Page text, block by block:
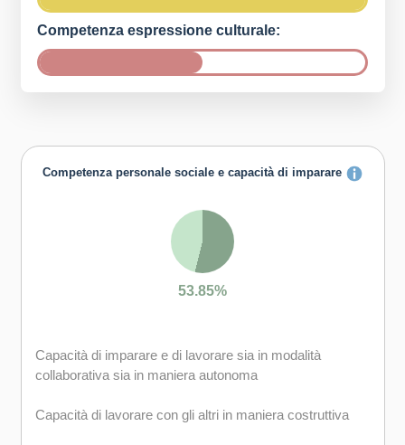
Competenza espressione culturale:
Competenza personale sociale e capacità di imparare
53.85%
Capacità di imparare e di lavorare sia in modalità
collaborativa sia in maniera autonoma
Capacità di lavorare con gli altri in maniera costruttiva